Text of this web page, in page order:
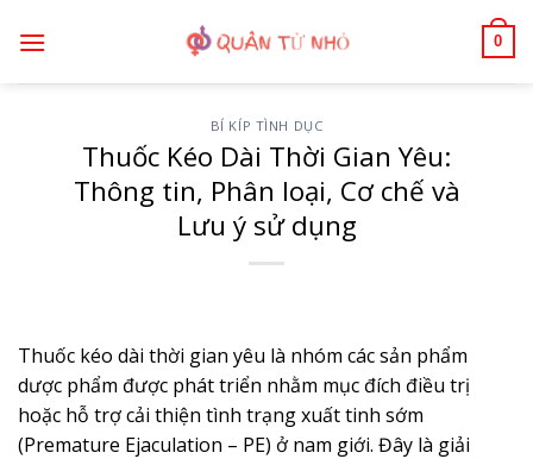
qua
0
BÍ KÍP TÌNH DỤC
Thuốc Kéo Dài Thời Gian Yêu:
Thông tin, Phân loại, Cơ chế và
Lưu ý sử dụng
Thuốc kéo dài thời gian yêu là nhóm các sản phẩm
dược phẩm được phát triển nhằm mục đích điều trị
hoặc hỗ trợ cải thiện tình trạng xuất tinh sớm
(Premature Ejaculation – PE) ở nam giới. Đây là giải